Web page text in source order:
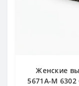
Женские
5671A-M